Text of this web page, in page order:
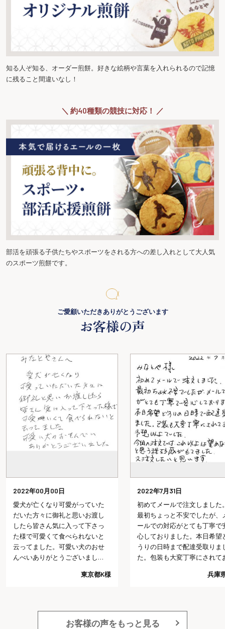
知る人ぞ知る、オーダー煎餅。好きな絵柄や言葉を入れられるので記憶
に残ること間違いなし！
＼ 約40種類の競技に対応！ ／
部活を頑張る子供たちやスポーツをされる方への差し入れとして大人気
のスポーツ煎餅です。
ご愛顧いただきありがとうございます
お客様の声
2022年00月00日
愛犬が亡くなり可愛がっていた
だいた方々に御礼と思いお渡し
したら皆さん気に入って下さっ
た様で可愛くて食べられないと
云ってました。可愛い犬のおせ
んべいありがとうございまし
東京都K様
2022年7月31日
初めてメールで注文しました
最初ちょっと不安でしたが、
ールでの対応がとても丁寧で
心しておりました。本日希望
うりの日時まで配達受取りま
た。包装も大変丁寧にされて
では、これ以上は望めないだ
兵庫
お客様の声をもっと見る